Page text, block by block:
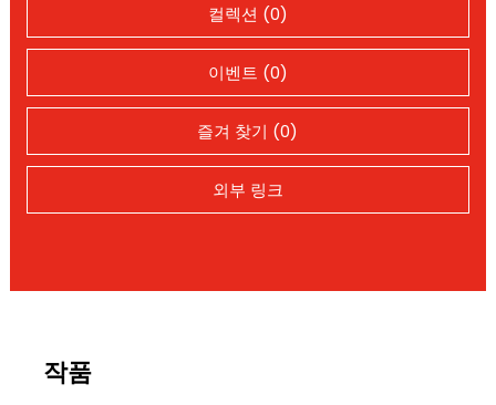
컬렉션 (0)
이벤트 (0)
즐겨 찾기 (0)
외부 링크
작품